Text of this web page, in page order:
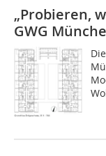
„Probieren,
GWG